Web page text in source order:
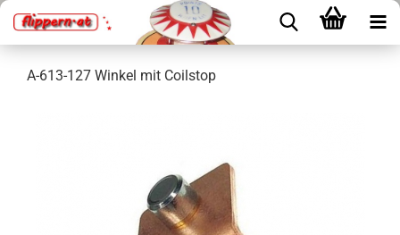
A-613-127 Winkel mit Coilstop